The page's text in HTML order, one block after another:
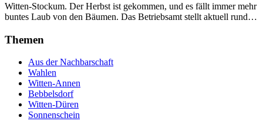
Witten-Stockum. Der Herbst ist gekommen, und es fällt immer mehr
buntes Laub von den Bäumen. Das Betriebsamt stellt aktuell rund…
Themen
Aus der Nachbarschaft
Wahlen
Witten-Annen
Bebbelsdorf
Witten-Düren
Sonnenschein